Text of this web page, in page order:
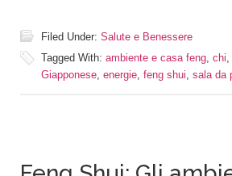
Filed Under: Salute e Benessere
Tagged With: ambiente e casa feng, chi,
Giapponese, energie, feng shui, sala da